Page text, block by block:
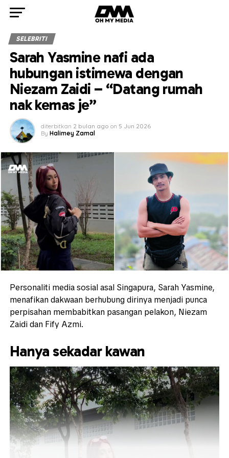
SELEBRITI
Sarah Yasmine nafi ada
hubungan istimewa dengan
Niezam Zaidi – “Datang rumah
nak kemas je”
diterbitkan 2 bulan ago on 5 Jun 2026
By Halimey Zamal
Personaliti media sosial asal Singapura, Sarah Yasmine,
menafikan dakwaan berhubung dirinya menjadi punca
perpisahan membabitkan pasangan pelakon, Niezam
Zaidi dan Fify Azmi.
Hanya sekadar kawan